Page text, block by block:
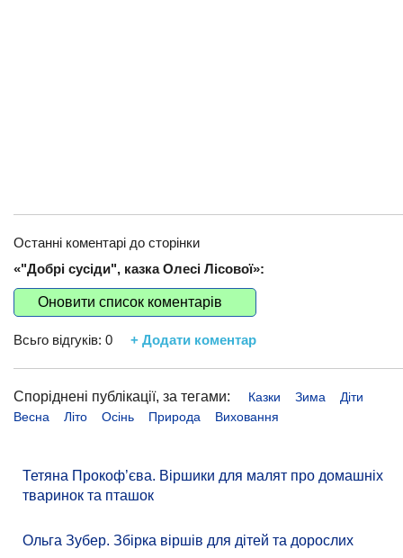
Останні коментарі до сторінки
«"Добрі сусіди", казка Олесі Лісової»:
Оновити список коментарів
Всьго відгуків: 0 + Додати коментар
Споріднені публікації, за тегами: Казки Зима
Діти
Весна
Літо Осінь Природа Виховання
Тетяна Прокоф’єва. Віршики для малят про домашніх
тваринок та пташок
Ольга Зубер. Збірка віршів для дітей та дорослих